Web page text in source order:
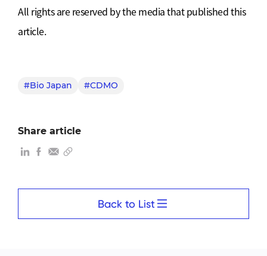
All rights are reserved by the media that published this
article.
#Bio Japan #CDMO
Share article
Back to List